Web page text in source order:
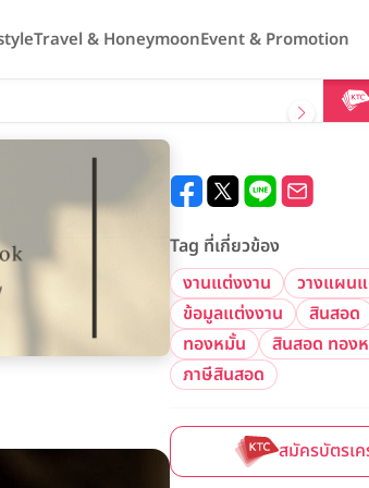
Travel & HoneymoonEvent & Promotion
Tag ที่เกี่ยวข้อง
งานแต่งงาน
วางแผน
ข้อมูลแต่งงาน
สินสอด
ทองหมั้น
สินสอด ทอง
ภาษีสินสอด
สมัครบัตรเ